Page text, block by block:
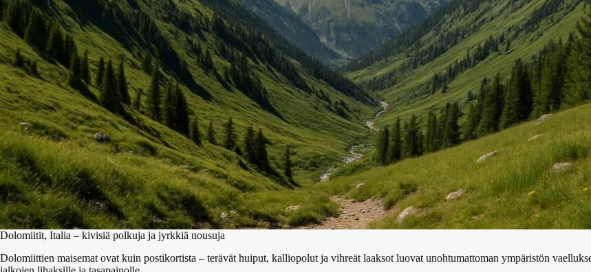
Dolomiitit, Italia – kivisiä polkuja ja jyrkkiä nousuja
Dolomiittien maisemat ovat kuin postikortista – terävät huiput, kalliopolut ja vihreät laaksot luovat unohtumattoman ympäristön